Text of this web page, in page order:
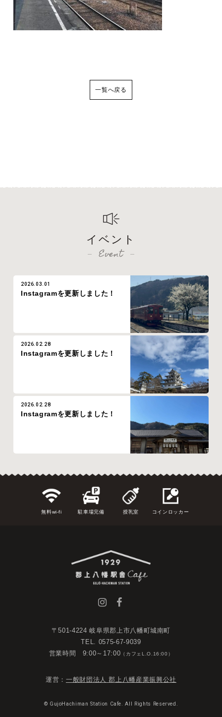
一覧へ戻る
イベント
Event
2026.03.01
Instagramを更新しました！
2026.02.28
Instagramを更新しました！
2026.02.28
Instagramを更新しました！
無料wi-fi 駐車場完備 授乳室 コインロッカー
〒501-4224 岐阜県郡上市八幡町城南町
TEL. 0575-67-9039
営業時間 9:00～17:00 （カフェL.O.16:00）
運営： 一般財団法人 郡上八幡産業振興公社
© GujoHachiman Station Cafe. All Rights Reserved.